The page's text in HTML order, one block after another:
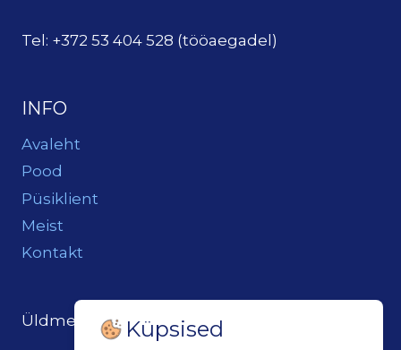
Tel: +372 53 404 528 (tööaegadel)
INFO
Avaleht
Pood
Püsiklient
Meist
Kontakt
Üldmeil: loits@loitsukeller.ee
Küpsised